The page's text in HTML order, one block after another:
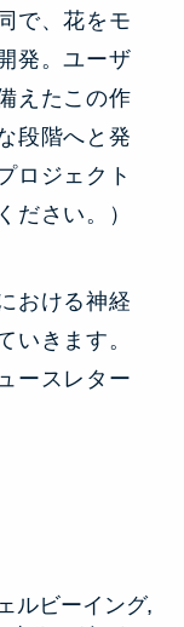
で、花をモ
発。ユーザ
えたこの作
段階へと発
ロジェクト
ださい。）
おける神経
いきます。
ースレター
ルビーイング